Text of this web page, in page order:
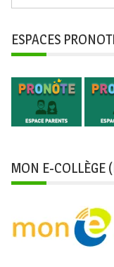
ESPACES
MON E-COLLÈGE